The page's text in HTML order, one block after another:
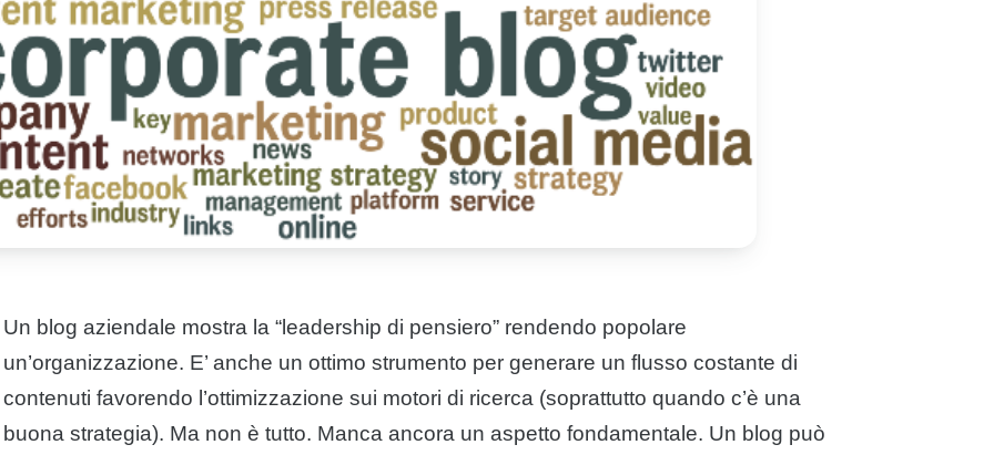
Un blog aziendale mostra la “leadership di pensiero” rendendo popolare
un’organizzazione. E’ anche un ottimo strumento per generare un flusso costante di
contenuti favorendo l’ottimizzazione sui motori di ricerca (soprattutto quando c’è una
buona strategia). Ma non è tutto. Manca ancora un aspetto fondamentale. Un blog può